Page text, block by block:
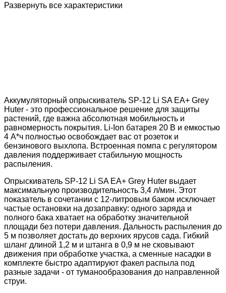
Развернуть все характеристики
Аккумуляторный опрыскиватель SP-12 Li SA EA+ Grey
Huter - это профессиональное решение для защиты
растений, где важна абсолютная мобильность и
равномерность покрытия. Li-Ion батарея 20 В и емкостью
4 А*ч полностью освобождает вас от розеток и
бензинового выхлопа. Встроенная помпа с регулятором
давления поддерживает стабильную мощность
распыления.
Опрыскиватель SP-12 Li SA EA+ Grey Huter выдает
максимальную производительность 3,4 л/мин. Этот
показатель в сочетании с 12-литровым баком исключает
частые остановки на дозаправку: одного заряда и
полного бака хватает на обработку значительной
площади без потери давления. Дальность распыления до
5 м позволяет достать до верхних ярусов сада. Гибкий
шланг длиной 1,2 м и штанга в 0,9 м не сковывают
движения при обработке участка, а сменные насадки в
комплекте быстро адаптируют факел распыла под
разные задачи - от туманообразования до направленной
струи.